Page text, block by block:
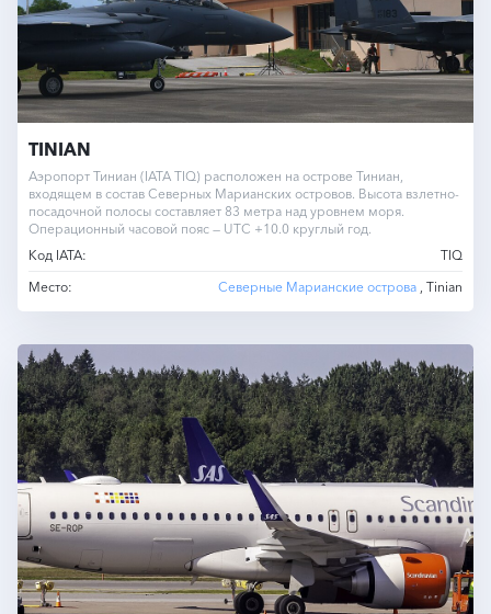
TINIAN
Аэропорт Тиниан (IATA TIQ) расположен на острове Тиниан,
входящем в состав Северных Марианских островов. Высота взлетно-
посадочной полосы составляет 83 метра над уровнем моря.
Операционный часовой пояс — UTC +10.0 круглый год.
Код IATA:
TIQ
Место:
Северные Марианские острова , Tinian